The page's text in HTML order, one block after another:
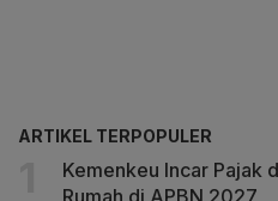
ARTIKEL TERPOPULER
Kemenkeu Incar Pajak
Rumah di APBN 2027